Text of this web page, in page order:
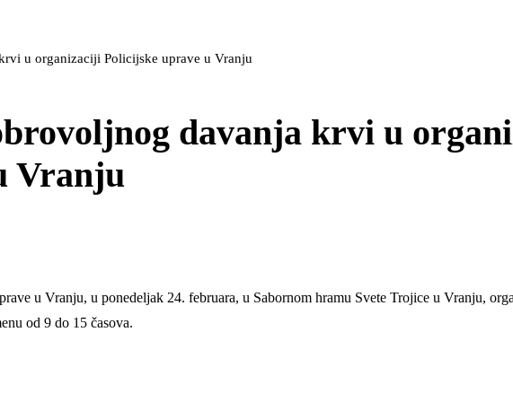
u organizaciji Policijske uprave u Vranju
davanja krvi u
Vranju
u Vranju, u ponedeljak 24. februara, u Sabornom hramu Svete Trojice u Vranju,
od 9 do 15 časova.